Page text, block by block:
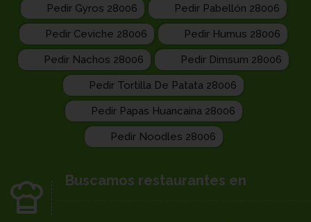
Pedir Gyros 28006 Pedir Pabellón 28006
Pedir Ceviche 28006 Pedir Humus 28006
Pedir Nachos 28006 Pedir Dimsum 28006
Pedir Tortilla De Patata 28006
Pedir Papas Huancaina 28006
Pedir Noodles 28006
Buscamos restaurantes en